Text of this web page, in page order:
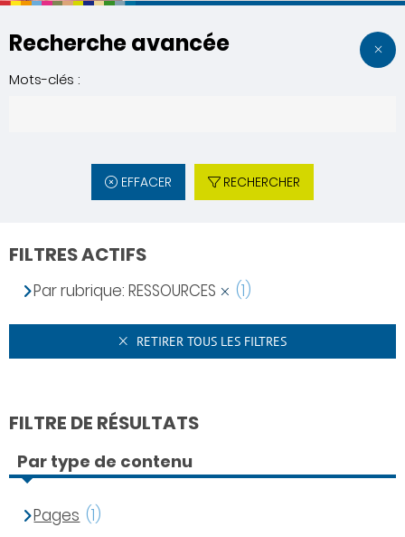
Recherche avancée
Mots-clés :
EFFACER RECHERCHER
FILTRES ACTIFS
Par rubrique: RESSOURCES (1)
RETIRER TOUS LES FILTRES
FILTRE DE RÉSULTATS
Par type de contenu
Pages (1)